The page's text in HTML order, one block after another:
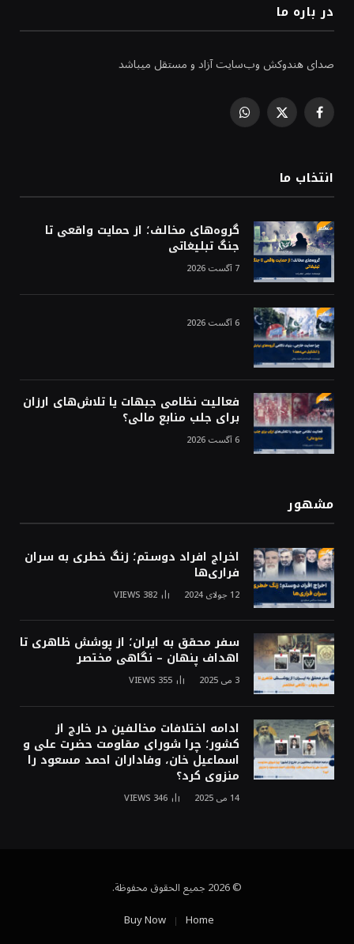
در باره ما
صدای هندوکش وب‌سایت آزاد و مستقل میباشد
Facebook
X
WhatsApp
انتخاب ما
گروه‌های مخالف؛ از حمایت واقعی تا
جنگ تبلیغاتی
7 آگست 2026
6 آگست 2026
فعالیت نظامی جبهات یا تلاش‌های ارزان
برای جلب منابع مالی؟
6 آگست 2026
مشهور
اخراج افراد دوستم؛ زنگ خطری به سران
فراری‌ها
12 جولای 2024 382
VIEWS
سفر محقق به ایران؛ از پوشش ظاهری تا
اهداف پنهان – نگاهی مختصر
3 می 2025 355
VIEWS
ادامه اختلافات مخالفین در خارج از
کشور؛ چرا شورای مقاومت حضرت علی و
اسماعیل خان، وفاداران احمد مسعود را
منزوی کرد؟
14 می 2025 346
VIEWS
© 2026 جميع الحقوق محفوظة.
Home
Buy Now